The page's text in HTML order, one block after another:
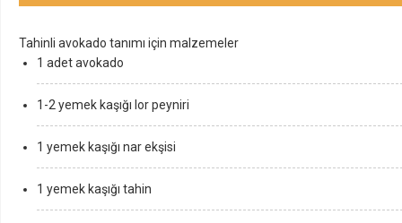
Tahinli avokado tanımı için malzemeler
1 adet avokado
1-2 yemek kaşığı lor peyniri
1 yemek kaşığı nar ekşisi
1 yemek kaşığı tahin